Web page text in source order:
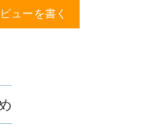
ューを書く